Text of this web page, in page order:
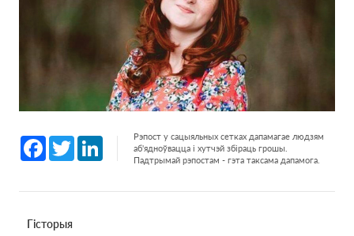
Facebook
Twitter LinkedInРэпост у сацыяльных сетках дапамагае людзям
аб'ядноўвацца і хутчэй збіраць грошы.
Падтрымай рэпостам - гэта таксама дапамога.
Гісторыя